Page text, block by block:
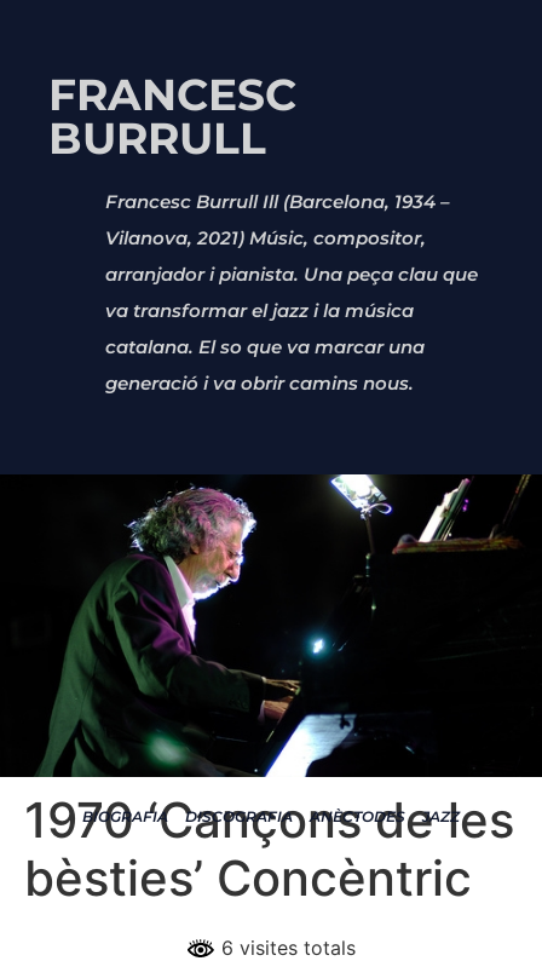
FRANCESC
BURRULL
Francesc Burrull Ill (Barcelona, 1934 –
Vilanova, 2021) Músic, compositor,
arranjador i pianista. Una peça clau que
va transformar el jazz i la música
catalana. El so que va marcar una
generació i va obrir camins nous.
BIOGRAFIA DISCOGRAFIA ANÈCTODES JAZZ
1970 ‘Cançons de les
bèsties’ Concèntric
6 visites totals